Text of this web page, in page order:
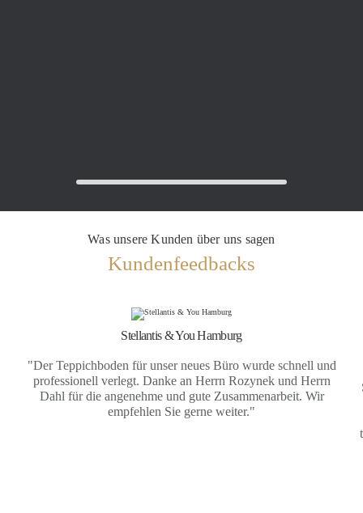
Was unsere Kunden über uns sagen
Kundenfeedbacks
Stellantis & You Hamburg
"Der Teppichboden für unser neues Büro wurde schnell und
professionell verlegt. Danke an Herrn Rozynek und Herrn
Dahl für die angenehme und gute Zusammenarbeit. Wir
empfehlen Sie gerne weiter."